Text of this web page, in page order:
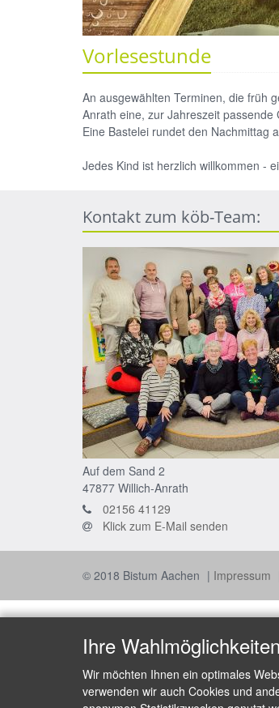
Vorlesestunde
An ausgewählten Terminen, die früh
Anrath eine, zur Jahreszeit
Eine Bastelei rundet den Nachmittag
Jedes Kind ist herzlich willkommen -
Kontakt zum köb-Team:
Auf dem Sand 2
47877 Willich-Anrath
02156 41129
Klick zum E-Mail senden
© 2018 Bistum Aachen Impressum
Ihre
Wir möchten Ihnen ein optimales
verwenden wir auch Cookies und